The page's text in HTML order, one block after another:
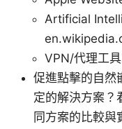
Artificial
VPN/代理工
促進點擊的自然
定的解決方案？
同方案的比較與